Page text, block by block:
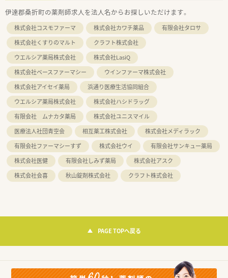
伊達郡桑折町の薬剤師求人を法人名からお探しいただけます。
株式会社コスモファーマ 株式会社カワチ薬品
有限会社タロサ
株式会社くすりのマルト
クラフト株式会社
ウエルシア薬局株式会社
株式会社LasiQ
株式会社ベースファーマシー
ウインファーマ株式会社
株式会社アイセイ薬局
浜通り医療生活協同組合
ウエルシア薬局株式会社
株式会社ハシドラッグ
有限会社 ムナカタ薬局
株式会社ユニスマイル
医療法人社団青空会
相互薬工株式会社
株式会社メディラック
有限会社ファーマシーすず
株式会社ウイ
有限会社サンキュー薬局
株式会社医健
有限会社しみず薬局
株式会社アスク
株式会社会喜
秋山錠剤株式会社 クラフト株式会社
PAGE TOPへ戻る